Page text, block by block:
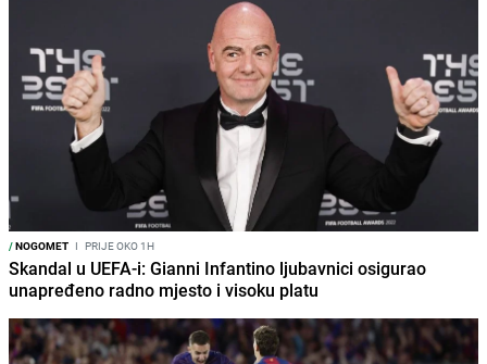
/NOGOMET I PRIJE OKO 1H
Skandal u UEFA-i: Gianni Infantino ljubavnici osigurao
unapređeno radno mjesto i visoku platu